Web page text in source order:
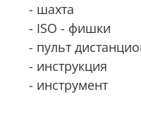
- шахта
- ISO - фишки
- пульт
- инструкция
- инструмент